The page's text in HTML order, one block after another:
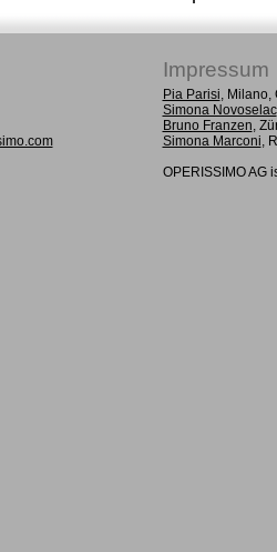
Impressum
Pia Parisi, Milano,
Simona Novoselac
Bruno Franzen,
Simona Marconi,
OPERISSIMO AG